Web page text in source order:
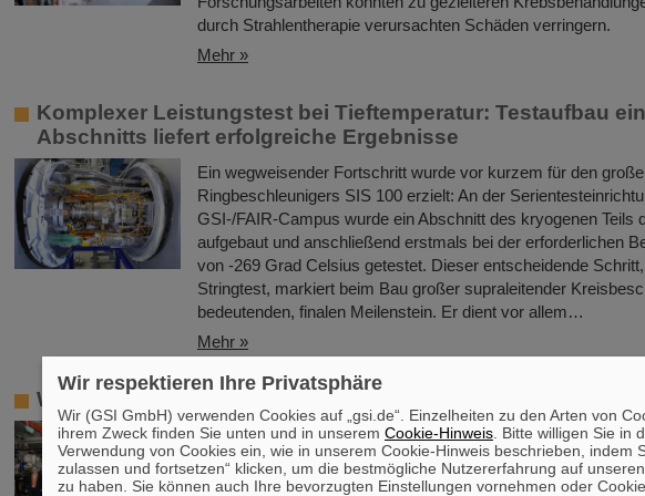
durch Strahlentherapie verursachten Schäden verringern.
Mehr »
Komplexer Leistungstest bei Tieftemperatur: Testaufbau
Abschnitts liefert erfolgreiche Ergebnisse
Ein wegweisender Fortschritt wurde vor kurzem für den
Ringbeschleunigers SIS 100 erzielt: An der
GSI-/FAIR-Campus wurde ein Abschnitt des kryogenen Teils
aufgebaut und anschließend erstmals bei der erforderlichen
von -269 Grad Celsius getestet. Dieser entscheidende
Stringtest, markiert beim Bau großer supraleitender
bedeutenden, finalen Meilenstein. Er dient vor allem…
Mehr »
Wissenschaftsausschuss der Stadt Darmstadt bei GSI und
Der Ausschuss für Wirtschaftsförderung, Wissenschaft und
der Stadt Darmstadt besuchte kürzlich das GSI
Schwerionenforschung und die FAIR Facility for Antiproton
Wir respektieren Ihre Privatsphäre
Wir (GSI GmbH) verwenden Cookies auf „gsi.de“. Einzelheiten zu den Arten von
ihrem Zweck finden Sie unten und in unserem Cookie-Hinweis . Bitte willigen Sie in
Verwendung von Cookies ein, wie in unserem Cookie-Hinweis beschrieben, indem
zulassen und fortsetzen“ klicken, um die bestmögliche Nutzererfahrung auf
zu haben. Sie können auch Ihre bevorzugten Einstellungen vornehmen oder